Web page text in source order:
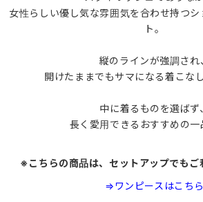
女性らしい優し気な雰囲気を合わせ持つシ
ト。
縦のラインが強調され
開けたままでもサマになる着こな
中に着るものを選ばず
長く愛用できるおすすめの一
※こちらの商品は、セットアップでもご
⇒ワンピースはこちら